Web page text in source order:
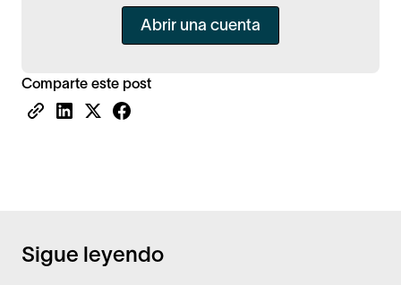
Abrir una cuenta
Comparte este post
Sigue leyendo